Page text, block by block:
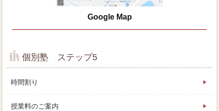
Google Map
個別塾 ステップ5
時間割り
授業料のご案内